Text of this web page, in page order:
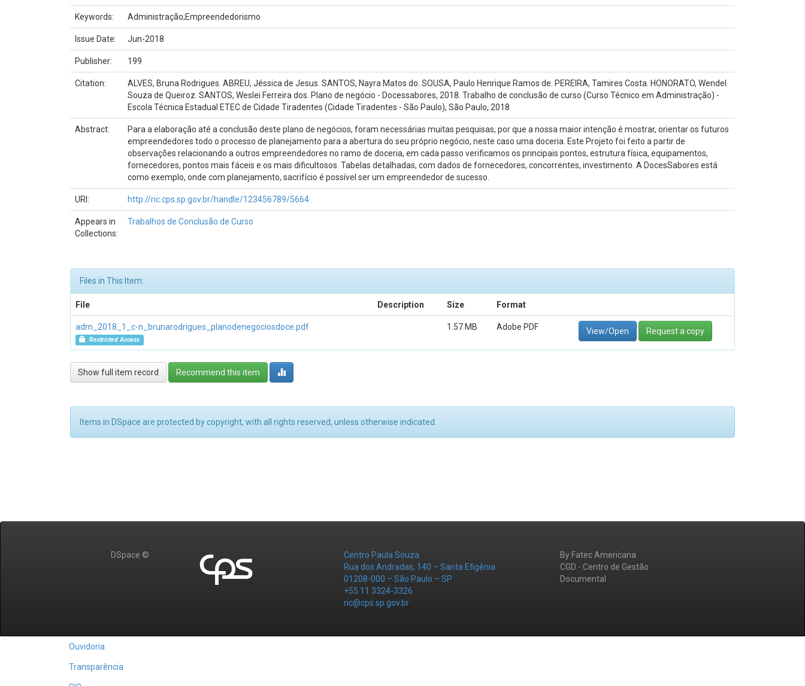
Keywords: Administração;Empreendedorismo
Issue Date: Jun-2018
Publisher: 199
Citation:
ALVES, Bruna Rodrigues. ABREU, Jéssica de Jesus. SANTOS, Nayra Matos do. SOUSA, Paulo Henrique Ramos de. PEREIRA, Tamires Costa. HONORATO, Wendel
Souza de Queiroz. SANTOS, Weslei Ferreira dos. Plano de negócio - Docessabores, 2018. Trabalho de conclusão de curso (Curso Técnico em Administração) -
Escola Técnica Estadual ETEC de Cidade Tiradentes (Cidade Tiradentes - São Paulo), São Paulo, 2018
Abstract:
Para a elaboração até a conclusão deste plano de negócios, foram necessárias muitas pesquisas, por que a nossa maior intenção é mostrar, orientar os futuros
empreendedores todo o processo de planejamento para a abertura do seu próprio negócio, neste caso uma doceria. Este Projeto foi feito a partir de
observações relacionando a outros empreendedores no ramo de doceria, em cada passo verificamos os principais pontos, estrutura física, equipamentos,
fornecedores, pontos mais fáceis e os mais dificultosos. Tabelas detalhadas, com dados de fornecedores, concorrentes, investimento. A DocesSabores está
como exemplo, onde com planejamento, sacrifício é possível ser um empreendedor de sucesso.
URI: http://ric.cps.sp.gov.br/handle/123456789/5664
Appears in
Collections:
Trabalhos de Conclusão de Curso
Files in This Item:
File Description Size Format
adm_2018_1_c-n_brunarodrigues_planodenegociosdoce.pdf
Restricted Access
1.57 MB Adobe PDF View/Open Request a copy
Show full item record Recommend this item
Items in DSpace are protected by copyright, with all rights reserved, unless otherwise indicated.
DSpace ©
Centro Paula Souza
Rua dos Andradas, 140 – Santa Efigênia
01208-000 – São Paulo – SP
+55 11 3324-3326
ric@cps.sp.gov.br
By Fatec Americana
CGD - Centro de Gestão
Documental
Ouvidoria
Transparência